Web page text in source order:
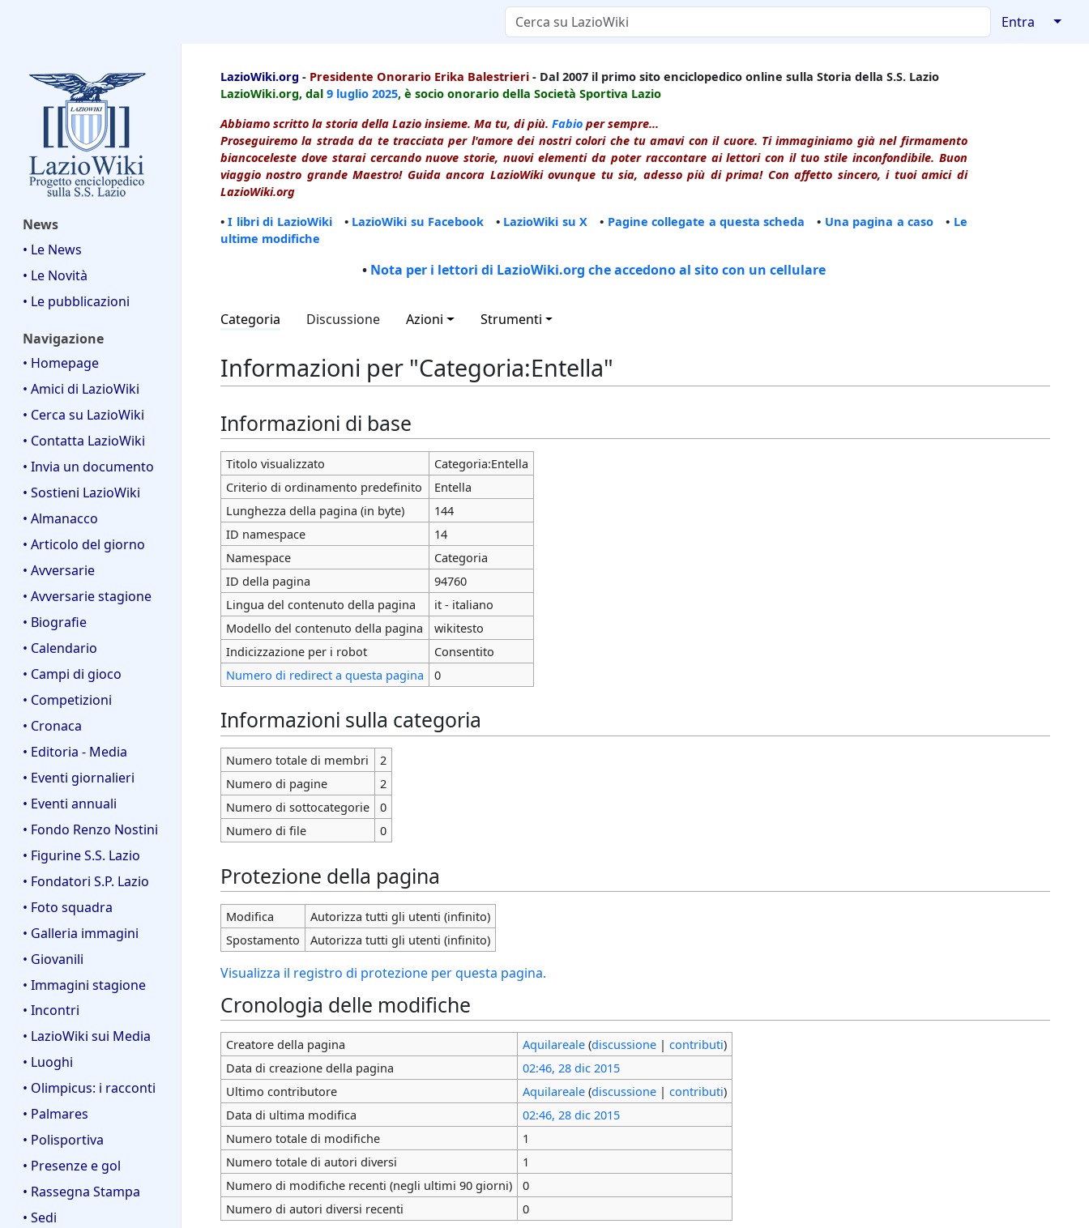
Entra ↓
News
• Le News
• Le Novità
• Le pubblicazioni
Navigazione
• Homepage
• Amici di LazioWiki
• Cerca su LazioWiki
• Contatta LazioWiki
• Invia un documento
• Sostieni LazioWiki
• Almanacco
• Articolo del giorno
• Avversarie
• Avversarie stagione
• Biografie
• Calendario
• Campi di gioco
• Competizioni
• Cronaca
• Editoria - Media
• Eventi giornalieri
• Eventi annuali
• Fondo Renzo Nostini
• Figurine S.S. Lazio
• Fondatori S.P. Lazio
• Foto squadra
• Galleria immagini
• Giovanili
• Immagini stagione
• Incontri
• LazioWiki sui Media
• Luoghi
• Olimpicus: i racconti
• Palmares
• Polisportiva
• Presenze e gol
• Rassegna Stampa
• Sedi
LazioWiki.org - Presidente Onorario Erika Balestrieri - Dal 2007 il primo sito enciclopedico online sulla Storia della S.S. Lazio
LazioWiki.org, dal 9 luglio 2025, è socio onorario della Società Sportiva Lazio
Abbiamo scritto la storia della Lazio insieme. Ma tu, di più. Fabio per sempre...
Proseguiremo la strada da te tracciata per l'amore dei nostri colori che tu amavi con il cuore. Ti immaginiamo già nel firmamento
biancoceleste dove starai cercando nuove storie, nuovi elementi da poter raccontare ai lettori con il tuo stile inconfondibile. Buon
viaggio nostro grande Maestro! Guida ancora LazioWiki ovunque tu sia, adesso più di prima! Con affetto sincero, i tuoi amici di
LazioWiki.org
•I libri di LazioWiki• LazioWiki su Facebook • LazioWiki su X • Pagine collegate a questa scheda • Una pagina a caso • Le
ultime modifiche
• Nota per i lettori di LazioWiki.org che accedono al sito con un cellulare
Categoria Discussione Azioni Strumenti
Informazioni per "Categoria:Entella"
Informazioni di base
Titolo visualizzato
Categoria:Entella
Criterio di ordinamento predefinito
Entella
Lunghezza della pagina (in byte)
144
ID namespace
14
Namespace
Categoria
ID della pagina
94760
Lingua del contenuto della pagina
it - italiano
Modello del contenuto della pagina
wikitesto
Indicizzazione per i robot
Consentito
Numero di redirect a questa pagina
0
Informazioni sulla categoria
Numero totale di membri
2
Numero di pagine
2
Numero di sottocategorie
0
Numero di file
0
Protezione della pagina
Modifica
Autorizza tutti gli utenti (infinito)
Spostamento
Autorizza tutti gli utenti (infinito)
Visualizza il registro di protezione per questa pagina.
Cronologia delle modifiche
Creatore della pagina Aquilareale (discussione| contributi)
Data di creazione della pagina
02:46, 28 dic 2015
Ultimo contributore
Aquilareale (discussione| contributi)
Data di ultima modifica
02:46, 28 dic 2015
Numero totale di modifiche
1
Numero totale di autori diversi
1
Numero di modifiche recenti (negli ultimi 90 giorni)
0
Numero di autori diversi recenti
0